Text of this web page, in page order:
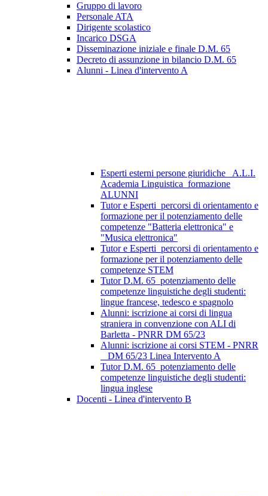
Gruppo di lavoro
Personale ATA
Dirigente scolastico
Incarico DSGA
Disseminazione iniziale e finale D.M. 65
Decreto di assunzione in bilancio D.M. 65
Alunni - Linea d'intervento A
Esperti esterni persone giuridiche_ A.L.I.
Academia Linguistica_formazione
ALUNNI
Tutor e Esperti_percorsi di orientamento e
formazione per il potenziamento delle
competenze "Batteria elettronica" e
"Musica elettronica"
Tutor e Esperti_percorsi di orientamento e
formazione per il potenziamento delle
competenze STEM
Tutor D.M. 65_potenziamento delle
competenze linguistiche degli studenti:
lingue francese, tedesco e spagnolo
Alunni: iscrizione ai corsi di lingua
straniera in convenzione con ALI di
Barletta - PNRR DM 65/23
Alunni: iscrizione ai corsi STEM - PNRR
_ DM 65/23 Linea Intervento A
Tutor D.M. 65_potenziamento delle
competenze linguistiche degli studenti:
lingua inglese
Docenti - Linea d'intervento B